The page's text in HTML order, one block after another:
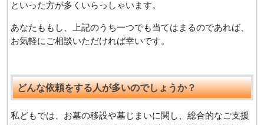
といった方が多くいらっしゃいます。
あなたももし、上記のうち一つでも当てはまるのであれば、
お気軽にご相談いただければ幸いです。
どんな依頼をする人が多いのでしょうか？
私どもでは、お墓の移設や墓じまいに関し、総合的なご支援